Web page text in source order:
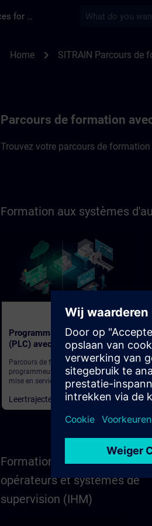
Training Services for Digital Industries
Home chevron_right SITRAIN Parcours de
Parcours de formation
Trouvez votre parcours de formation
Formation aux systèmes
210h 30m
Programmation d’automates
(PLC) avec TIA Portal
Parcours de formation pour les
programmeurs, les ingénieurs de
mise en service et le personnel
Leertrajecten
Formation aux pupitres
opérateurs et systèmes de
supervision (IHM)